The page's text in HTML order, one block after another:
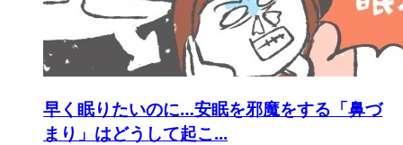
早く眠りたいのに…安眠を邪魔をする「鼻づ
まり」はどうして起こ...